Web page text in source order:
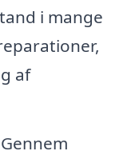
i mange
af
Gennem